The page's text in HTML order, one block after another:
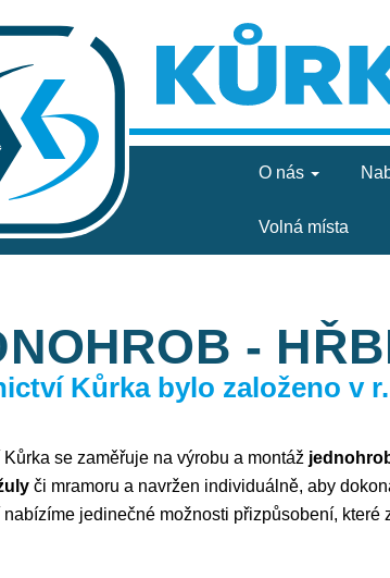
O nás
Volná místa
-
Kůrka bylo založeno v
Kůrka se zaměřuje na výrobu a montáž
či mramoru a navržen individuálně, aby
jedinečné možnosti přizpůsobení,